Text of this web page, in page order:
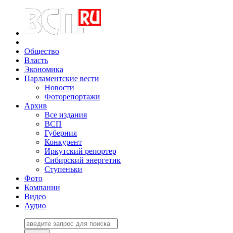
Общество
Власть
Экономика
Парламентские вести
Новости
Фоторепортажи
Архив
Все издания
ВСП
Губерния
Конкурент
Иркутский репортер
Сибирский энергетик
Ступеньки
Фото
Компании
Видео
Аудио